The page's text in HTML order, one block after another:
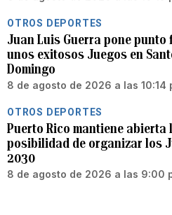
OTROS DEPORTES
Juan Luis Guerra pone punto
unos exitosos Juegos en
Domingo
8 de agosto de 2026 a las 10:14
OTROS DEPORTES
Puerto Rico mantiene abierta
posibilidad de organizar los
2030
8 de agosto de 2026 a las 9:00